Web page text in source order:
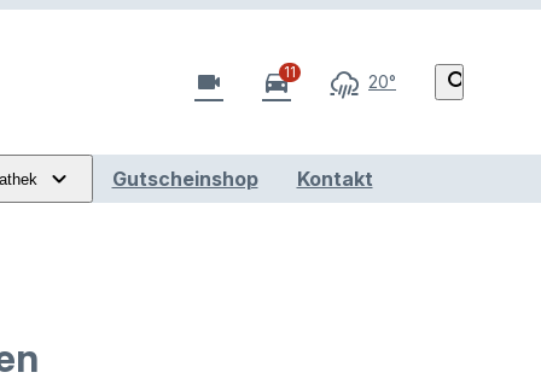
videocam directions_car11 20° search
Gutscheinshop Kontakt